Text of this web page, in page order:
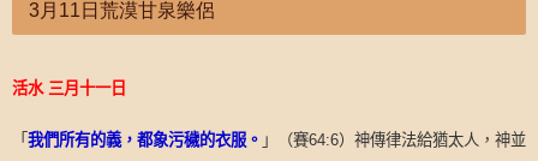
3月11日荒漠甘泉樂侶
活水 三月十一日
「我們所有的義，都象污穢的衣服。 」（賽64:6）神傳律法給猶太人，神並